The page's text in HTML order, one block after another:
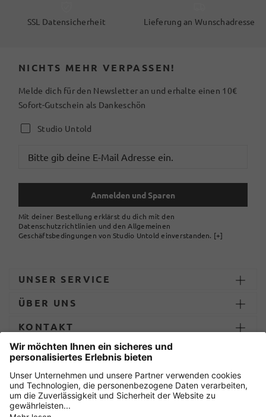
SSL Datensicherheit Lieferung an Wunschadresse
NICHTS MEHR VERPASSEN!
Melde dich für den Newsletter an und erhalte einen 10€
Sofort-Gutschein als Dankeschön
Studio Untold
Anmelden und Sparen
Mit deiner Bestellung erklärst du dich mit den
Datenschutzrichtlinien und den Allgemeinen
Geschäftsbedingungen von Studio Untold einverstanden. [+]
UNSER SERVICE
ÜBER UNS
KONTAKT
ZAHLUNG UND LIEFERUNG
Sicher einkaufen mit